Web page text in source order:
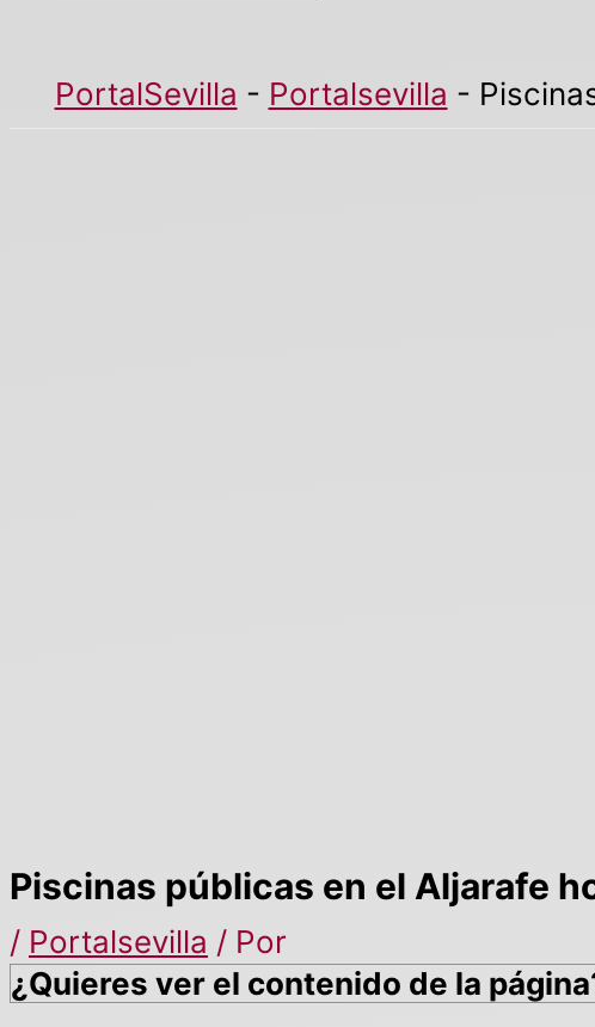
PortalSevilla - Portalsevilla -
Piscinas públicas en el Aljarafe
/ Portalsevilla / Por
¿Quieres ver el contenido de la